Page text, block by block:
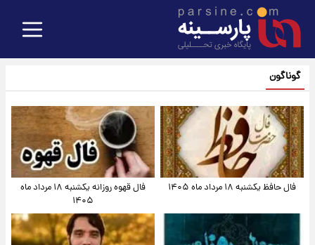
گوناگون
فال حافظ یکشنبه ۱۸ مرداد ماه ۱۴۰۵
فال قهوه روزانه یکشنبه ۱۸ مرداد ماه
۱۴۰۵